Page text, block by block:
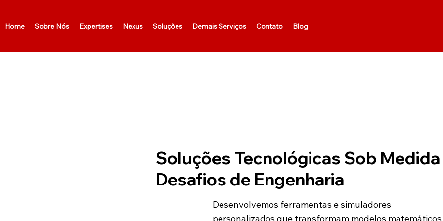
Home Sobre Nós Expertises Nexus Soluções Demais Serviços Contato Blog
Soluções Tecnológicas Sob
Desafios de Engenharia
Desenvolvemos ferramentas e simuladores
personalizados que transformam modelos matemáticos